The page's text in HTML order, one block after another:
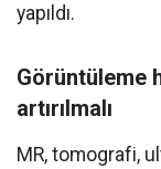
yapıldı.
Görüntüleme
artırılmalı
MR, tomografi,